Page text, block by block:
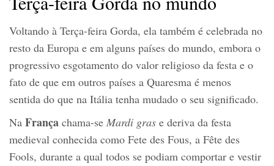
Voltando à Terça-feira Gorda, ela também é celebrada no
resto da Europa e em alguns países do mundo, embora o
progressivo esgotamento do valor religioso da festa e o
fato de que em outros países a Quaresma é menos
sentida do que na Itália tenha mudado o seu significado.
Na França chama-se Mardi gras e deriva da festa
medieval conhecida como Fete des Fous, a Fête des
Fools, durante a qual todos se podiam comportar e vestir